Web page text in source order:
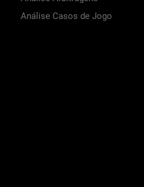
Análise Casos de Jogo